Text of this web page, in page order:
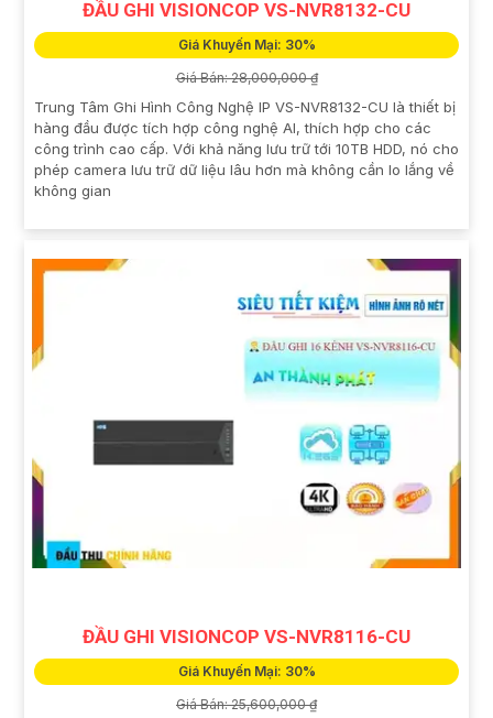
ĐẦU GHI VISIONCOP VS-NVR8132-CU
Giá Khuyến Mại: 30%
Giá Bán: 28,000,000 ₫
Trung Tâm Ghi Hình Công Nghệ IP VS-NVR8132-CU là thiết bị
hàng đầu được tích hợp công nghệ AI, thích hợp cho các
công trình cao cấp. Với khả năng lưu trữ tới 10TB HDD, nó cho
phép camera lưu trữ dữ liệu lâu hơn mà không cần lo lắng về
không gian
ĐẦU GHI VISIONCOP VS-NVR8116-CU
Giá Khuyến Mại: 30%
Giá Bán: 25,600,000 ₫